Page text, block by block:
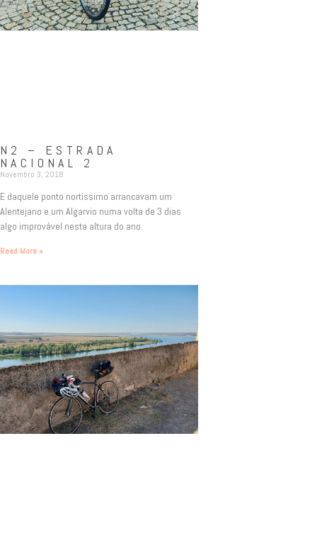
N2 – ESTRADA
NACIONAL 2
Novembro 3, 2018
E daquele ponto nortíssimo arrancavam um
Alentejano e um Algarvio numa volta de 3 dias
algo improvável nesta altura do ano.
Read More »